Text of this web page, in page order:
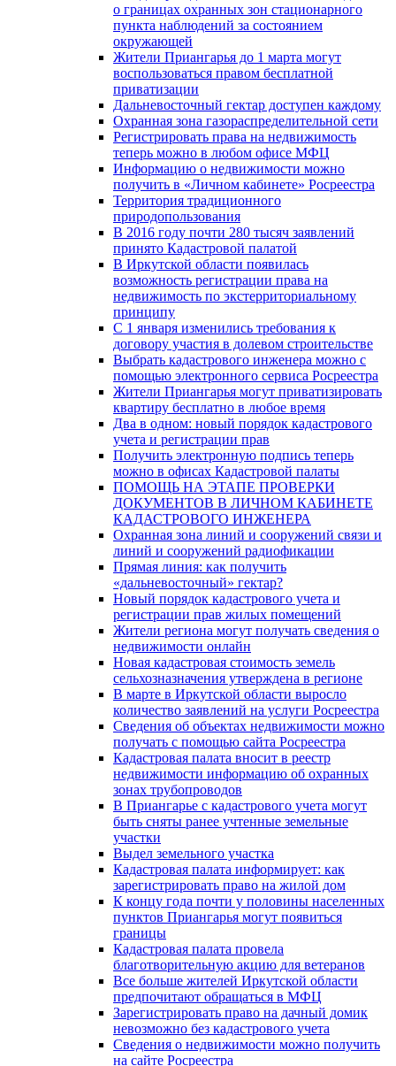
о границах охранных зон стационарного
пункта наблюдений за состоянием
окружающей
Жители Приангарья до 1 марта могут
воспользоваться правом бесплатной
приватизации
Дальневосточный гектар доступен каждому
Охранная зона газораспределительной сети
Регистрировать права на недвижимость
теперь можно в любом офисе МФЦ
Информацию о недвижимости можно
получить в «Личном кабинете» Росреестра
Территория традиционного
природопользования
В 2016 году почти 280 тысяч заявлений
принято Кадастровой палатой
В Иркутской области появилась
возможность регистрации права на
недвижимость по экстерриториальному
принципу
C 1 января изменились требования к
договору участия в долевом строительстве
Выбрать кадастрового инженера можно с
помощью электронного сервиса Росреестра
Жители Приангарья могут приватизировать
квартиру бесплатно в любое время
Два в одном: новый порядок кадастрового
учета и регистрации прав
Получить электронную подпись теперь
можно в офисах Кадастровой палаты
ПОМОЩЬ НА ЭТАПЕ ПРОВЕРКИ
ДОКУМЕНТОВ В ЛИЧНОМ КАБИНЕТЕ
КАДАСТРОВОГО ИНЖЕНЕРА
Охранная зона линий и сооружений связи и
линий и сооружений радиофикации
Прямая линия: как получить
«дальневосточный» гектар?
Новый порядок кадастрового учета и
регистрации прав жилых помещений
Жители региона могут получать сведения о
недвижимости онлайн
Новая кадастровая стоимость земель
сельхозназначения утверждена в регионе
В марте в Иркутской области выросло
количество заявлений на услуги Росреестра
Сведения об объектах недвижимости можно
получать с помощью сайта Росреестра
Кадастровая палата вносит в реестр
недвижимости информацию об охранных
зонах трубопроводов
В Приангарье с кадастрового учета могут
быть сняты ранее учтенные земельные
участки
Выдел земельного участка
Кадастровая палата информирует: как
зарегистрировать право на жилой дом
К концу года почти у половины населенных
пунктов Приангарья могут появиться
границы
Кадастровая палата провела
благотворительную акцию для ветеранов
Все больше жителей Иркутской области
предпочитают обращаться в МФЦ
Зарегистрировать право на дачный домик
невозможно без кадастрового учета
Сведения о недвижимости можно получить
на сайте Росреестра